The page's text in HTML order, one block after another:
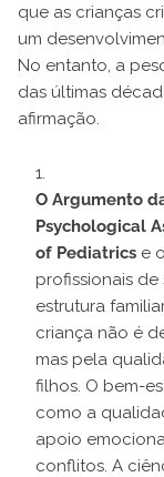
que as crianças
um
No entanto, a
das últimas
afirmação.
O Argumento
Psychological
of Pediatrics e
profissionais
estrutura
criança não é
mas pela
filhos. O bem-
como a
apoio
conflitos. A